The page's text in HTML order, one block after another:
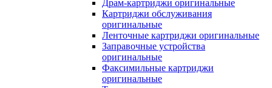
Драм-картриджи оригинальные
Картриджи обслуживания
оригинальные
Ленточные картриджи оригинальные
Заправочные устройства
оригинальные
Факсимильные картриджи
оригинальные